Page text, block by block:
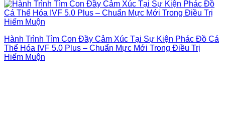
Hành Trình Tìm Con Đầy Cảm Xúc Tại Sự Kiện Phác Đồ Cá
Thể Hóa IVF 5.0 Plus – Chuẩn Mực Mới Trong Điều Trị
Hiếm Muộn